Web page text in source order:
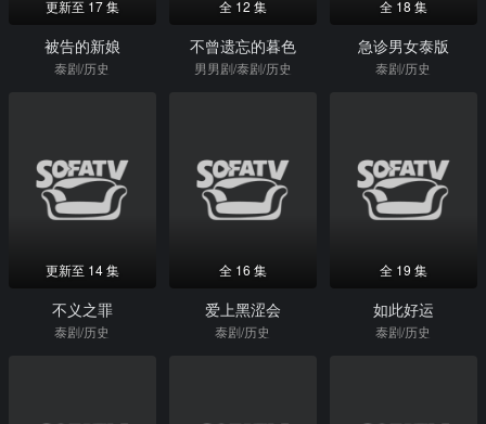
更新至 17 集
被告的新娘
泰剧/历史
全 12 集
不曾遗忘的暮色
男男剧/泰剧/历史
全 18 集
急诊男女泰版
泰剧/历史
更新至 14 集
不义之罪
泰剧/历史
全 16 集
爱上黑涩会
泰剧/历史
全 19 集
如此好运
泰剧/历史